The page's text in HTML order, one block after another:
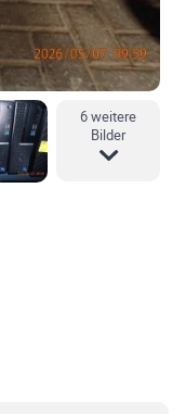
6 weitere
Bilder